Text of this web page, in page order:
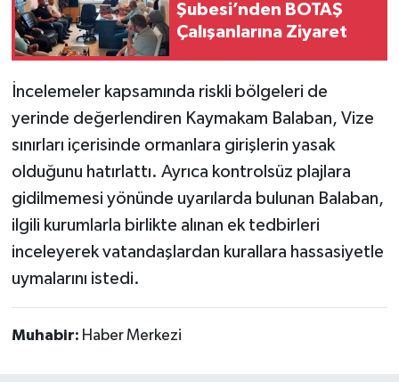
Şubesi’nden BOTAŞ
Çalışanlarına Ziyaret
İncelemeler kapsamında riskli bölgeleri de
yerinde değerlendiren Kaymakam Balaban, Vize
sınırları içerisinde ormanlara girişlerin yasak
olduğunu hatırlattı. Ayrıca kontrolsüz plajlara
gidilmemesi yönünde uyarılarda bulunan Balaban,
ilgili kurumlarla birlikte alınan ek tedbirleri
inceleyerek vatandaşlardan kurallara hassasiyetle
uymalarını istedi.
Muhabir: Haber Merkezi